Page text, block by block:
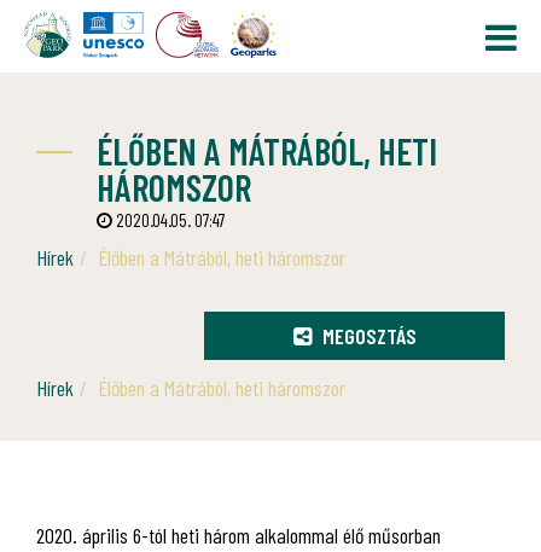
ÉLŐBEN A MÁTRÁBÓL, HETI
HÁROMSZOR
2020.04.05. 07:47
Hírek Élőben a Mátrából, heti háromszor
MEGOSZTÁS
Hírek
Élőben a Mátrából, heti háromszor
2020. április 6-tól heti három alkalommal élő műsorban